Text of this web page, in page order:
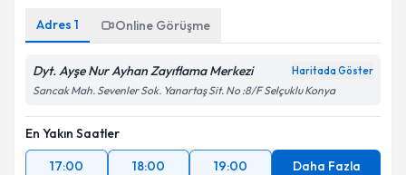
Adres 1 Online Görüşme
Dyt. Ayşe Nur Ayhan Zayıflama Merkezi Haritada Göster
Sancak Mah. Sevenler Sok. Yanartaş Sit. No :8/F Selçuklu Konya
En Yakın Saatler
17:00
18:00 19:00 Daha Fazla